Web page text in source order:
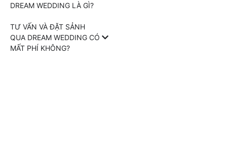
DREAM WEDDING LÀ GÌ?
TƯ VẤN VÀ ĐẶT SẢNH
QUA DREAM WEDDING CÓ
MẤT PHÍ KHÔNG?